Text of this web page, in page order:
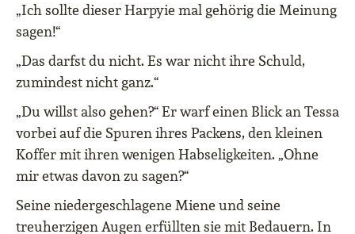
„Ich sollte dieser Harpyie mal gehörig die Meinung
sagen!“
„Das darfst du nicht. Es war nicht ihre Schuld,
zumindest nicht ganz.“
„Du willst also gehen?“ Er warf einen Blick an Tessa
vorbei auf die Spuren ihres Packens, den kleinen
Koffer mit ihren wenigen Habseligkeiten. „Ohne
mir etwas davon zu sagen?“
Seine niedergeschlagene Miene und seine
treuherzigen Augen erfüllten sie mit Bedauern. In